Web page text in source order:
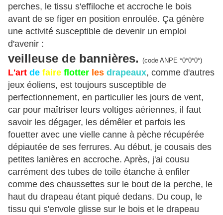
perches, le tissu s'effiloche et accroche le bois
avant de se figer en position enroulée. Ça génère
une activité susceptible de devenir un emploi
d'avenir :
veilleuse de bannières. (code ANPE *0*0*0*)
L'art de faire flotter les drapeaux, comme d'autres
jeux éoliens, est toujours susceptible de
perfectionnement, en particulier les jours de vent,
car pour maîtriser leurs voltiges aériennes, il faut
savoir les dégager, les démêler et parfois les
fouetter avec une vielle canne à pèche récupérée
dépiautée de ses ferrures. Au début, je cousais des
petites lanières en accroche. Après, j'ai cousu
carrément des tubes de toile étanche à enfiler
comme des chaussettes sur le bout de la perche, le
haut du drapeau étant piqué dedans. Du coup, le
tissu qui s'envole glisse sur le bois et le drapeau